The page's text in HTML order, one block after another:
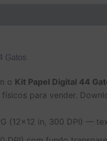
Gatos
o Kit Papel Digital 44
para vender.
(12×12 in, 300 DPI) —